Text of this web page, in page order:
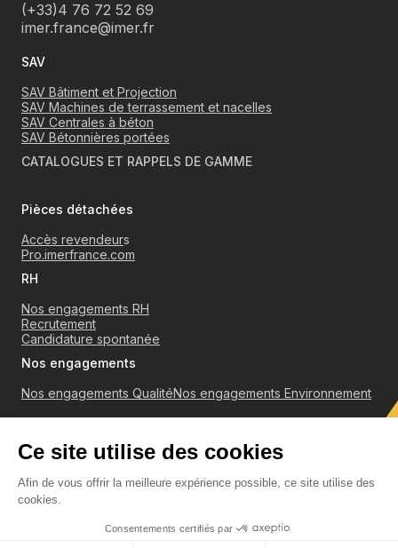
Découvrir nos catalogues
(+33)4 76 72 52 69
imer.france@imer.fr
SAV
SAV Bâtiment et Projection
SAV Machines de terrassement et nacelles
SAV Centrales à béton
SAV Bétonnières portées
CATALOGUES ET RAPPELS DE GAMME
Pièces détachées
Accès revendeurs
Pro.imerfrance.com
RH
Nos engagements RH
Recrutement
Candidature spontanée
Nos engagements
Nos engagements QualitéNos engagements Environnement
Politique de confidentialité et cookies
Mentions légales